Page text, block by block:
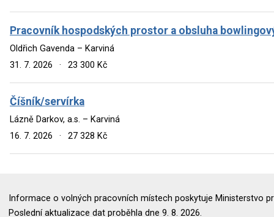
Pracovník hospodských prostor a obsluha
Oldřich Gavenda – Karviná
31. 7. 2026
· 23 300 Kč
Číšník/servírka
Lázně Darkov, a.s. – Karviná
16. 7. 2026
· 27 328 Kč
Informace o volných pracovních místech poskytuje Ministerstvo
Poslední aktualizace dat proběhla dne 9. 8. 2026.